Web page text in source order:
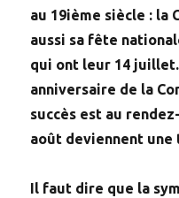
au 19ième siècle : la
aussi sa fête
qui ont leur 14
anniversaire de la
succès est au
août deviennent
Il faut dire que la